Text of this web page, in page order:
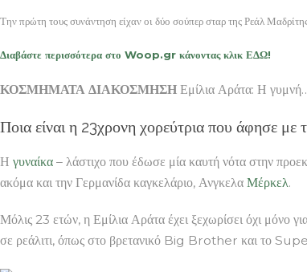
Την πρώτη τους συνάντηση είχαν οι δύο σούπερ σταρ της Ρεάλ
Διαβάστε περισσότερα στο Woop.gr κάνοντας κλικ ΕΔΩ!
ΚΟΣΜΗΜΑΤΑ ΔΙΑΚΟΣΜΗΣΗ Εμίλια Αράτα: Η
Ποια είναι η 23χρονη χορεύτρια που άφησε
Η γυναίκα – λάστιχο που έδωσε μία καυτή νότα στην
ακόμα και την Γερμανίδα καγκελάριο, Ανγκελα Μέρκελ.
Μόλις 23 ετών, η Εμίλια Αράτα έχει ξεχωρίσει όχι μόνο
σε ρεάλιτι, όπως στο βρετανικό Big Brother και το